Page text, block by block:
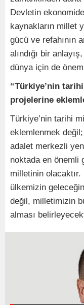
Devletin
kaynakların millet
gücü ve refahının
alındığı bir
dünya için de
“Türkiye’nin
projelerine
Türkiye’nin tarihi
eklemlenmek
adalet merkezli
noktada en önemli
milletinin
ülkemizin
değil, milletimizin
alması